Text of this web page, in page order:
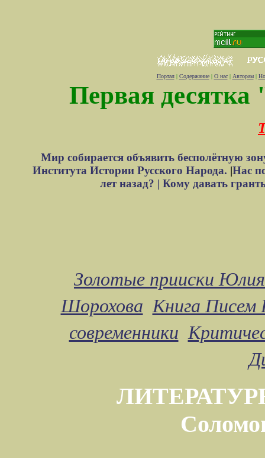
Портал| Содержание| О нас| Авторам|
Первая десятка
Мир собирается объявить бесполётную
Института Истории Русского Народа. |Нас
лет назад? | Кому давать
Золотые прииски
Шорохова Книга Писем
современники